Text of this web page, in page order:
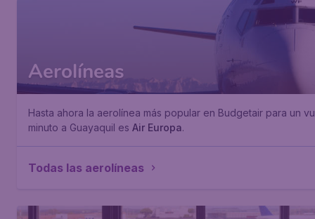
Aerolíneas
Hasta ahora la aerolínea más popular en Budgetair para un
minuto a Guayaquil es Air Europa.
Todas las aerolíneas